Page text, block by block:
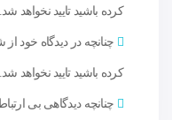
کرده باشید تایید نخواهد شد.
چنانچه در دیدگاه خود
کرده باشید تایید نخواهد شد.
چنانچه دیدگاهی بی